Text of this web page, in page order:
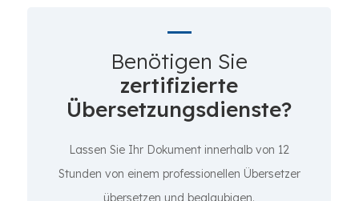
Benötigen Sie
zertifizierte
Übersetzungsdienste?
Lassen Sie Ihr Dokument innerhalb von 12
Stunden von einem professionellen Übersetzer
übersetzen und beglaubigen.